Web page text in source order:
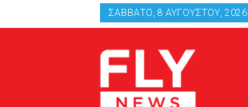
ΣΆΒΒΑΤΟ, 8 ΑΥΓΟΎΣΤΟΥ, 2026